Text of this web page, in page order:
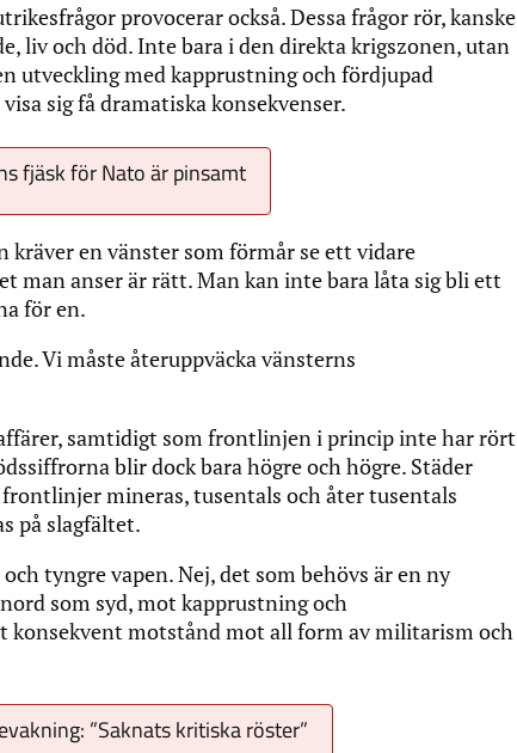
provocerar också. Dessa frågor rör, kanske
liv och död. Inte bara i den direkta krigszonen, utan
utveckling med kapprustning och fördjupad
sig få dramatiska konsekvenser.
fjäsk för Nato är pinsamt
en vänster som förmår se ett vidare
man anser är rätt. Man kan inte bara låta sig bli ett
för en.
Vi måste återuppväcka vänsterns
samtidigt som frontlinjen i princip inte har rört
blir dock bara högre och högre. Städer
mineras, tusentals och åter tusentals
på slagfältet.
tyngre vapen. Nej, det som behövs är en ny
som syd, mot kapprustning och
konsekvent motstånd mot all form av militarism och
”Saknats kritiska röster”